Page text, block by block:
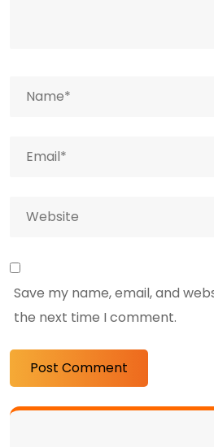
Save my name, email, and
the next time I comment.